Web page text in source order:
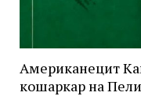
Американецит
кошаркар на